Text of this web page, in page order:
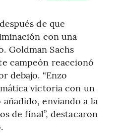
de que
con una
Goldman Sachs
campeón reaccionó
debajo. “Enzo
victoria con un
enviando a la
de final”, destacaron